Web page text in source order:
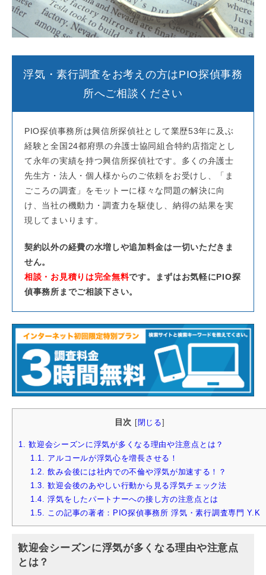
浮気・素行調査をお考えの方はPIO探偵事務
所へご相談ください
PIO探偵事務所は興信所探偵社として業歴53年に及ぶ
経験と全国24都府県の弁護士協同組合特約店指定とし
て永年の実績を持つ興信所探偵社です。多くの弁護士
先生方・法人・個人様からのご依頼をお受けし、「ま
ごころの調査」をモットーに様々な問題の解決に向
け、当社の機動力・調査力を駆使し、納得の結果を実
現してまいります。
契約以外の経費の水増しや追加料金は一切いただきま
せん。
相談・お見積りは完全無料です。まずはお気軽にPIO探
偵事務所までご相談下さい。
目次 閉じる
1. 歓迎会シーズンに浮気が多くなる理由や注意点とは？
1.1. アルコールが浮気心を増長させる！
1.2. 飲み会後には社内での不倫や浮気が加速する！？
1.3. 歓迎会後のあやしい行動から見る浮気チェック法
1.4. 浮気をしたパートナーへの接し方の注意点とは
1.5. この記事の著者：PIO探偵事務所 浮気・素行調査専門 Y.K
歓迎会シーズンに浮気が多くなる理由や注意点
とは？